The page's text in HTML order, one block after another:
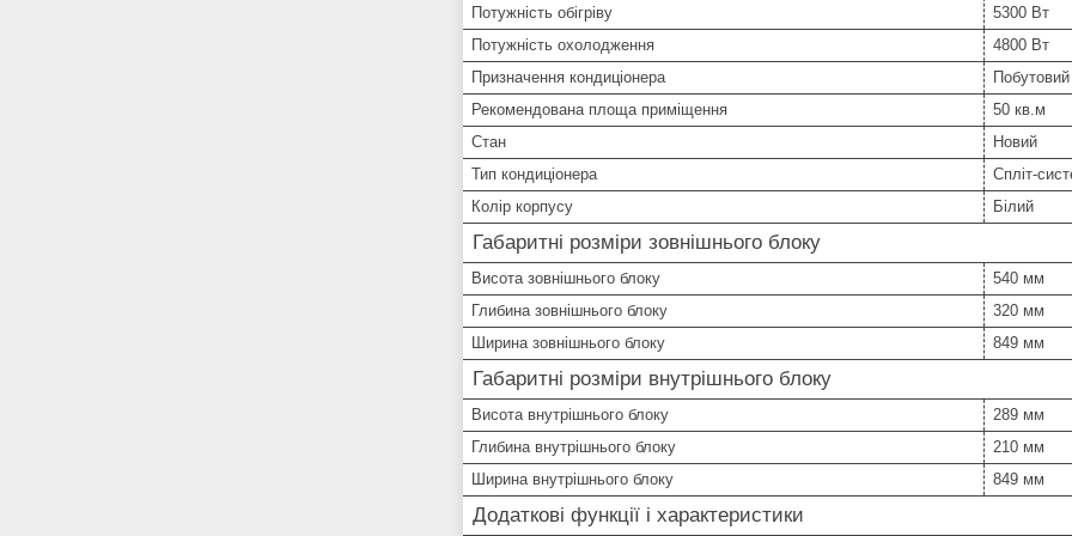
Потужність обігріву
5300 Вт
Потужність охолодження
4800 Вт
Призначення кондиціонера
Побутовий
Рекомендована площа приміщення
50 кв.м
Стан
Новий
Тип кондиціонера
Спліт-
Колір корпусу
Білий
Габаритні розміри зовнішнього блоку
Висота зовнішнього блоку
540 мм
Глибина зовнішнього блоку
320 мм
Ширина зовнішнього блоку
849 мм
Габаритні розміри внутрішнього блоку
Висота внутрішнього блоку
289 мм
Глибина внутрішнього блоку
210 мм
Ширина внутрішнього блоку
849 мм
Додаткові функції і характеристики